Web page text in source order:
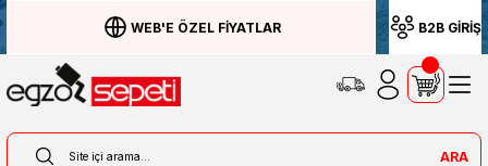
WEB'E ÖZEL FİYATLAR B2B GİRİŞ
ARA